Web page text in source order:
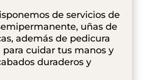
de servicios de
uñas de
además de pedicura
para cuidar tus manos y
duraderos y